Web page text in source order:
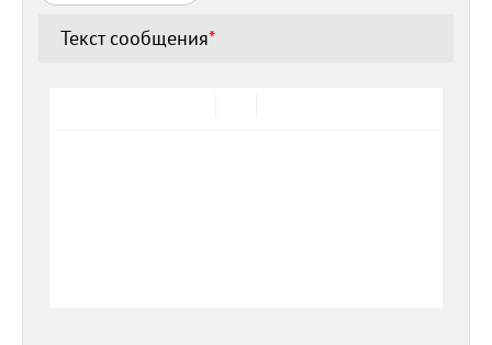
Текст сообщения*